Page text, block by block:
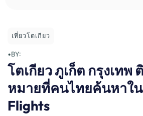
เที่ยวโตเกียว
•BY:
โตเกียว ภูเก็ต กรุงเทพ
หมายที่คนไทยค้นหาใ
Flights